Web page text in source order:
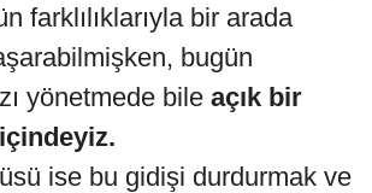
farklılıklarıyla bir arada
bugün
yönetmede bile açık bir
içindeyiz.
ise bu gidişi durdurmak ve